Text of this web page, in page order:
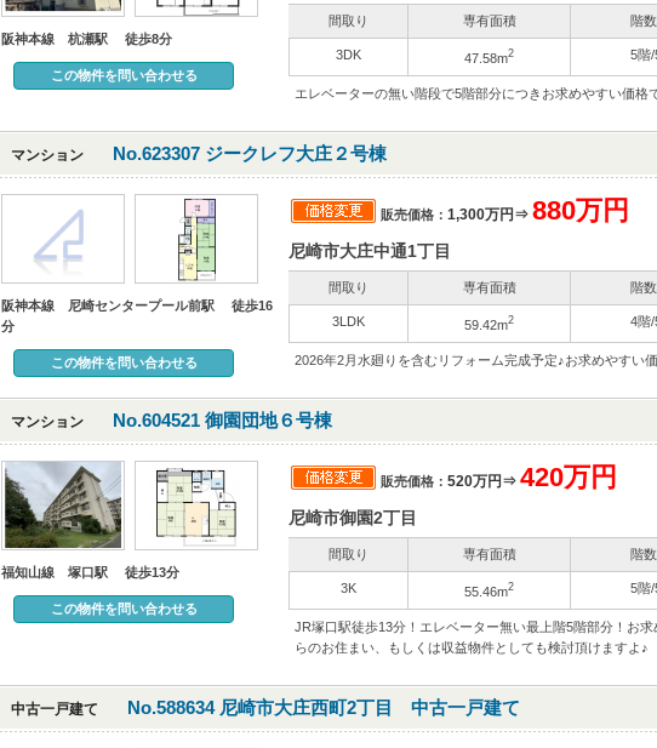
阪神本線 杭瀬駅 徒歩8分
この物件を問い合わせる
間取り 専有面積 階
3DK 47.58m2 5階/
エレベーターの無い階段で5階部分につきお求めやすい価格
マンション No.623307 ジークレフ大庄２号棟
阪神本線 尼崎センタープール前駅 徒歩16
分
この物件を問い合わせる
販売価格： 1,300万円⇒ 880万円
尼崎市大庄中通1丁目
間取り 専有面積 階
3LDK 59.42m2 4階/
2026年2月水廻りを含むリフォーム完成予定♪お求めやすい
マンション No.604521 御園団地６号棟
福知山線 塚口駅 徒歩13分
この物件を問い合わせる
販売価格： 520万円⇒ 420万円
尼崎市御園2丁目
間取り 専有面積 階
3K 55.46m2 5階/
JR塚口駅徒歩13分！エレベーター無い最上階5階部分！お
らのお住まい、もしくは収益物件としても検討頂けますよ♪
中古一戸建て No.588634 尼崎市大庄西町2丁目 中古一戸建て